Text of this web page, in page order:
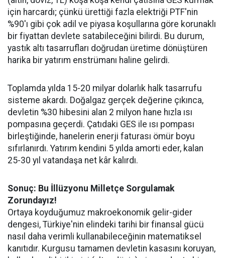
için harcardı; çünkü ürettiği fazla elektriği PTF'nin
%90'ı gibi çok adil ve piyasa koşullarına göre korunaklı
bir fiyattan devlete satabileceğini bilirdi. Bu durum,
yastık altı tasarrufları doğrudan üretime dönüştüren
harika bir yatırım enstrümanı haline gelirdi.
Toplamda yılda 15-20 milyar dolarlık halk tasarrufu
sisteme akardı. Doğalgaz gerçek değerine çıkınca,
devletin %30 hibesini alan 2 milyon hane hızla ısı
pompasına geçerdi. Çatıdaki GES ile ısı pompası
birleştiğinde, hanelerin enerji faturası ömür boyu
sıfırlanırdı. Yatırım kendini 5 yılda amorti eder, kalan
25-30 yıl vatandaşa net kâr kalırdı.
Sonuç: Bu İllüzyonu Milletçe Sorgulamak
Zorundayız!
Ortaya koyduğumuz makroekonomik gelir-gider
dengesi, Türkiye'nin elindeki tarihi bir finansal gücü
nasıl daha verimli kullanabileceğinin matematiksel
kanıtıdır. Kurgusu tamamen devletin kasasını koruyan,